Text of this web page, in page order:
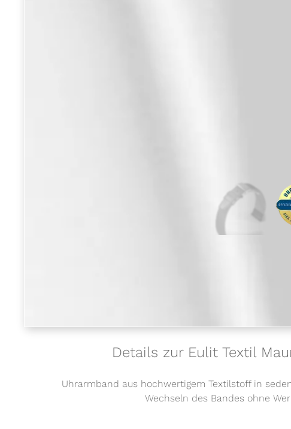
Details zur Eulit Textil
Uhrarmband aus hochwertigem Textilstoff in
Wechseln des Bandes ohne